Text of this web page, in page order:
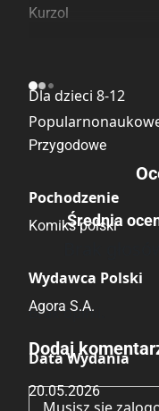
Kurzol
Dla dzieci 8-12
Przygodowe
Pochodzenie
Komiks polski
Wydawca Polski
Agora S.A.
Data Wydania
20.05.2026
Średnia
Brak opinii.
Dodaj
Musisz się